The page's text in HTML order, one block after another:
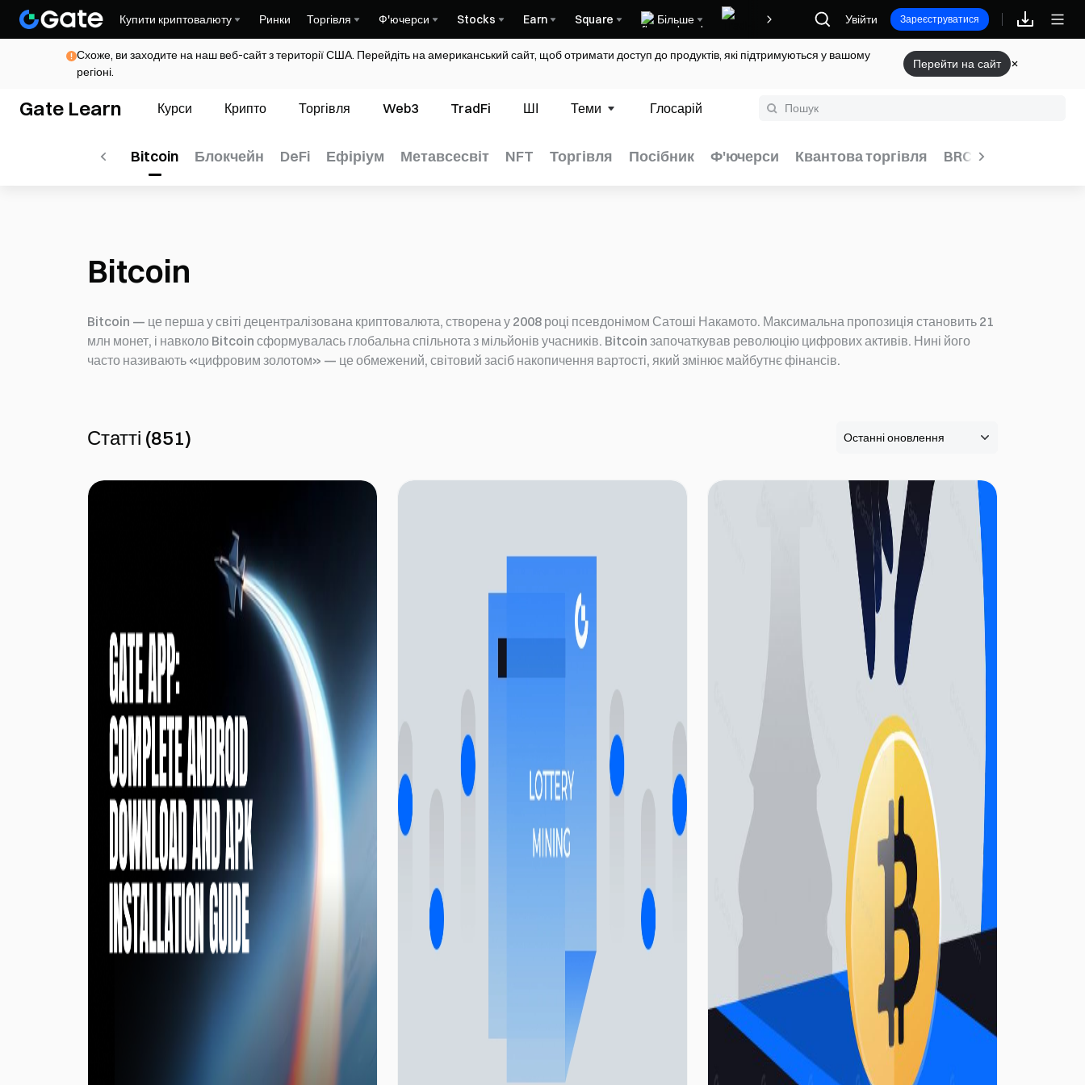
Купити криптовалюту Ринки Торгівля Ф'ючерси Stocks Earn Square Більше Винагороди
Увійти Зареєструватися
Схоже, ви заходите на наш веб-сайт з території США. Перейдіть на американський сайт, щоб отримати доступ до продуктів, які підтримуються у вашому
регіоні.
Перейти на сайт
Gate Learn Курси Крипто Торгівля Web3 TradFi ШІ Теми Глосарій
Альткоїни Bitcoin Блокчейн DeFi Ефіріум Метавсесвіт NFT Торгівля Посібник Ф'ючерси Квантова торгівля BRC-20
Bitcoin
Bitcoin — це перша у світі децентралізована криптовалюта, створена у 2008 році псевдонімом Сатоші Накамото. Максимальна пропозиція становить 21
млн монет, і навколо Bitcoin сформувалась глобальна спільнота з мільйонів учасників. Bitcoin започаткував революцію цифрових активів. Нині його
часто називають «цифровим золотом» — це обмежений, світовий засіб накопичення вартості, який змінює майбутнє фінансів.
Статті (851)